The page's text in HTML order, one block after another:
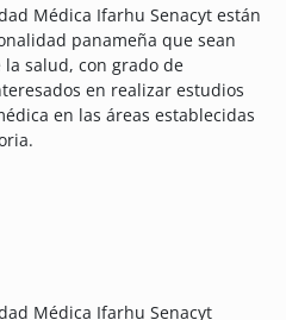
Médica Ifarhu Senacyt están
panameña que sean
salud, con grado de
en realizar estudios
en las áreas establecidas
Médica Ifarhu Senacyt